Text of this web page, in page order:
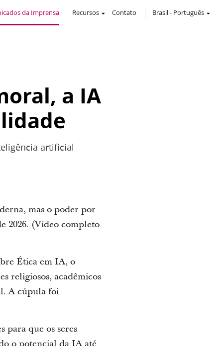
da Imprensa Recursos Contato Brasil- Português
a IA
artificial
mas o poder por
2026. (Vídeo completo
Ética em IA, o
religiosos, acadêmicos
A cúpula foi
que os seres